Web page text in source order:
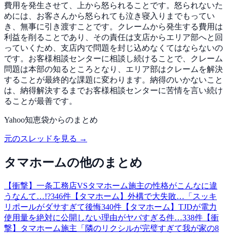
費用を発生させて、上から怒られることです。怒られないた
めには、お客さんから怒られても泣き寝入りまでもってい
き、無事に引き渡すことです。クレームから発生する費用は
利益を削ることであり、その責任は支店からエリア部へと回
っていくため、支店内で問題を封じ込めなくてはならないの
です。お客様相談センターに相談し続けることで、クレーム
問題は本部の知るところとなり、エリア部はクレームを解決
することが最終的な課題に変わります。納得のいかないこと
は、納得解決するまでお客様相談センターに苦情を言い続け
ることが最善です。
Yahoo知恵袋からのまとめ
元のスレッドを見る →
タマホームの他のまとめ
【衝撃】一条工務店VSタマホーム施主の性格がこんなに違
うなんて…!?346件 【タマホーム】外構で大失敗…「スッキ
リポールがダサすぎて後悔340件 【タマホーム】TJDが電力
使用量を絶対に公開しない理由がヤバすぎる件…338件 【衝
撃】タマホーム施主「隣のリクシルが完璧すぎて我が家の8